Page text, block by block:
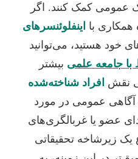
کمک کنند. اگر
بااینفلوئنسرهای
هستید، می‌توانید
علمیبیشتر
افراد شناخته‌شده
عمومی در مورد
یا غربالگری‌های
تحقیقاتی